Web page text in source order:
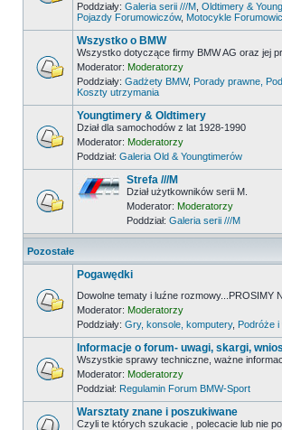
Poddziały: Galeria serii ///M Oldtimery &
Pojazdy Forumowiczów, Motocykle
Wszystko o BMW
Wszystko dotyczące firmy BMW AG oraz jej
Moderator: Moderatorzy
Poddziały: Gadżety BMW, Porady prawne,
Koszty utrzymania
Youngtimery & Oldtimery
Dział dla samochodów z lat 1928-1990
Moderator: Moderatorzy
Poddział: Galeria Old & Youngtimerów
Strefa ///M
Dział użytkowników serii M.
Moderator: Moderatorzy
Poddział: Galeria serii ///M
Pozostałe
Pogawędki
Dowolne tematy i luźne rozmowy...PROSIMY
Moderator: Moderatorzy
Poddziały: Gry, konsole, komputery, Podróże
Informacje o forum- uwagi, skargi,
Wszystkie sprawy techniczne, ważne
Moderator: Moderatorzy
Poddział: Regulamin Forum BMW-Sport
Warsztaty znane i poszukiwane
Czyli te których szukacie , polecacie lub nie